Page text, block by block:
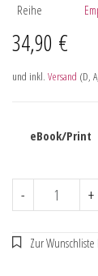
Reihe
34,90 €
und inkl. Versand (D,
eBook/Print
- +